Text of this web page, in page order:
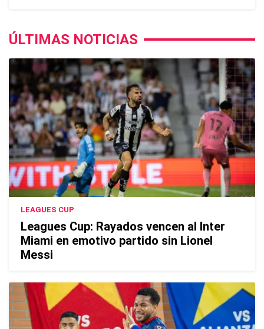
ÚLTIMAS NOTICIAS
LEAGUES CUP
Leagues Cup: Rayados vencen al Inter
Miami en emotivo partido sin Lionel
Messi